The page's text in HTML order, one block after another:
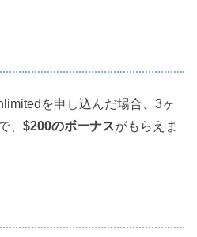
を申し込んだ場合、3ヶ
、 $200のボーナスがもらえま